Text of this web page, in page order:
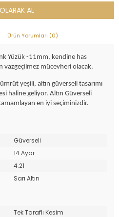
AL
Ürün Yorumları (0)
Yüzük -11mm, kendine has
vazgeçilmez mücevheri olacak.
yeşili, altın güverseli tasarımı
haline geliyor. Altın Güverseli
tamamlayan en iyi seçiminizdir.
Güverseli
14 Ayar
4.21
Sarı Altın
Tek Taraflı Kesim